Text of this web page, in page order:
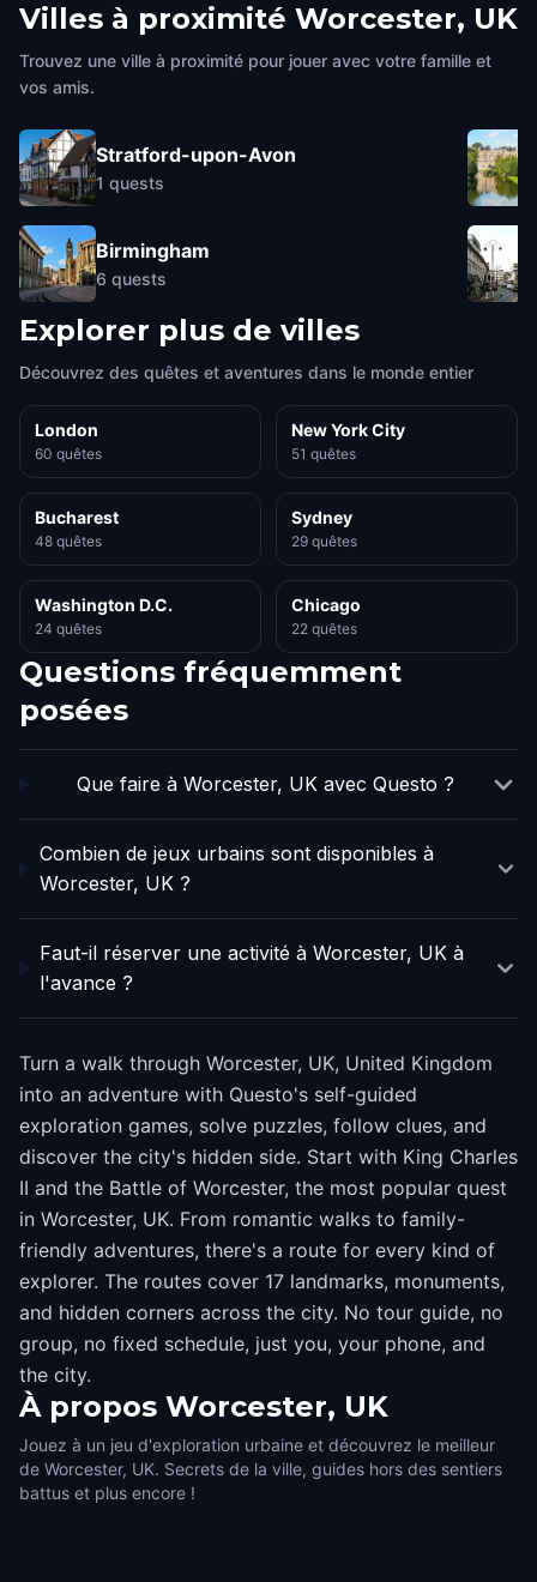
Villes à proximité Worcester, UK
Trouvez une ville à proximité pour jouer avec votre famille et
vos amis.
Stratford-upon-Avon
1 quests
Birmingham
6 quests
Explorer plus de villes
Découvrez des quêtes et aventures dans le monde entier
London
60 quêtes
New York City
51 quêtes
Bucharest
48 quêtes
Sydney
29 quêtes
Washington D.C.
24 quêtes
Chicago
22 quêtes
Questions fréquemment
posées
Que faire à Worcester, UK avec Questo ?
Combien de jeux urbains sont disponibles à
Worcester, UK ?
Faut-il réserver une activité à Worcester, UK à
l'avance ?
Turn a walk through Worcester, UK, United Kingdom
into an adventure with Questo's self-guided
exploration games, solve puzzles, follow clues, and
discover the city's hidden side. Start with King Charles
II and the Battle of Worcester, the most popular quest
in Worcester, UK. From romantic walks to family-
friendly adventures, there's a route for every kind of
explorer. The routes cover 17 landmarks, monuments,
and hidden corners across the city. No tour guide, no
group, no fixed schedule, just you, your phone, and
the city.
À propos Worcester, UK
Jouez à un jeu d'exploration urbaine et découvrez le meilleur
de Worcester, UK. Secrets de la ville, guides hors des sentiers
battus et plus encore !